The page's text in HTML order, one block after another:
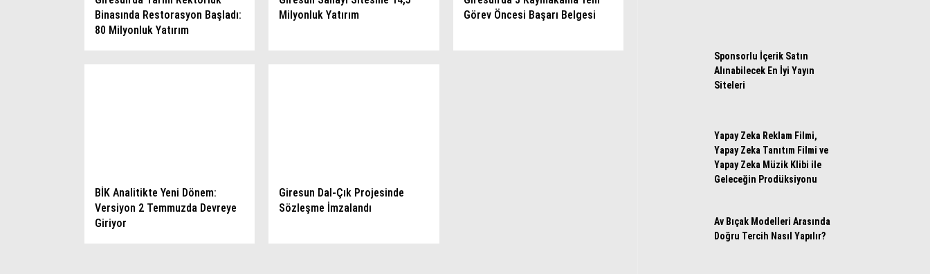
Binasında Restorasyon Başladı:
80 Milyonluk Yatırım
Milyonluk Yatırım
Görev Öncesi Başarı Belgesi
BİK Analitikte Yeni Dönem:
Versiyon 2 Temmuzda Devreye
Giriyor
Giresun Dal-Çık Projesinde
Sözleşme İmzalandı
Sponsorlu İçerik Satın
Alınabilecek En İyi Yayın
Siteleri
Yapay Zeka Reklam Filmi,
Yapay Zeka Tanıtım Filmi ve
Yapay Zeka Müzik Klibi ile
Geleceğin Prodüksiyonu
Av Bıçak Modelleri Arasında
Doğru Tercih Nasıl Yapılır?